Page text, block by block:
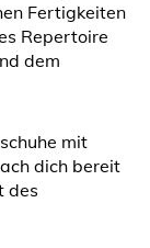
Fertigkeiten
Repertoire
dem
mit
dich bereit
des